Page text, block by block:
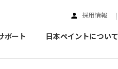
採用情報
ポート 日本ペイントについて